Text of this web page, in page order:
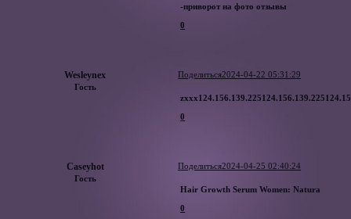
-приворот на фото отзывы
0
Поделиться2024-04-22 05:31:29
Wesleynex
Гость
0
Поделиться2024-04-25 02:40:24
Caseyhot
Гость
Hair Growth Serum Women: Natura
0